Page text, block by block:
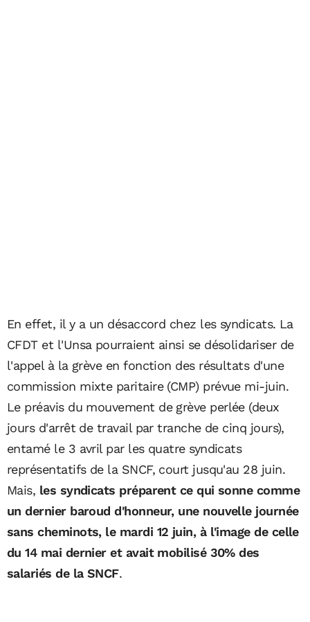
En effet, il y a un désaccord chez les syndicats. La
CFDT et l'Unsa pourraient ainsi se désolidariser de
l'appel à la grève en fonction des résultats d'une
commission mixte paritaire (CMP) prévue mi-juin.
Le préavis du mouvement de grève perlée (deux
jours d'arrêt de travail par tranche de cinq jours),
entamé le 3 avril par les quatre syndicats
représentatifs de la SNCF, court jusqu'au 28 juin.
Mais, les syndicats préparent ce qui sonne comme
un dernier baroud d'honneur, une nouvelle journée
sans cheminots, le mardi 12 juin, à l'image de celle
du 14 mai dernier et avait mobilisé 30% des
salariés de la SNCF.